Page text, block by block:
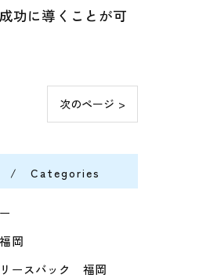
功に導くことが可
次のページ >
Categories
岡
ースバック 福岡